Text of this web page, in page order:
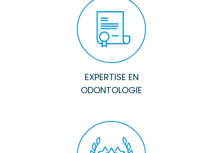
EXPERTISE EN
ODONTOLOGIE